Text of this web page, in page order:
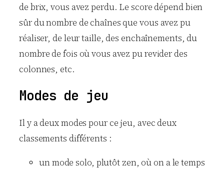
de brix, vous avez perdu. Le score dépend bien
sûr du nombre de chaînes que vous avez pu
réaliser, de leur taille, des enchaînements, du
nombre de fois où vous avez pu revider des
colonnes, etc.
Modes de jeu
Il y a deux modes pour ce jeu, avec deux
classements différents :
un mode solo, plutôt zen, où on a le temps